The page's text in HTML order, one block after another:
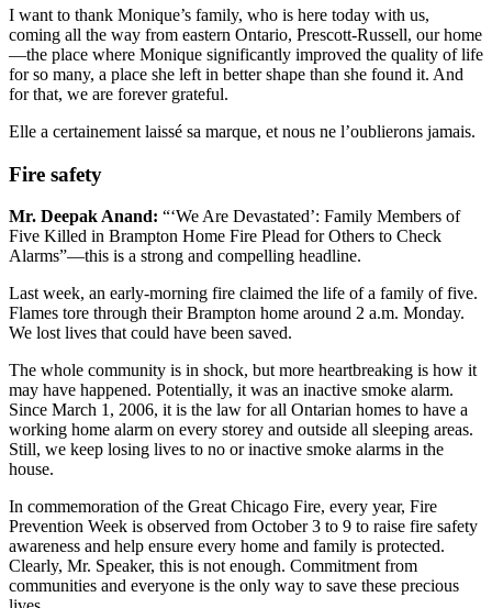
I want to thank Monique’s family, who is here today with us,
coming all the way from eastern Ontario, Prescott-Russell, our home
—the place where Monique significantly improved the quality of life
for so many, a place she left in better shape than she found it. And
for that, we are forever grateful.
Elle a certainement laissé sa marque, et nous ne l’oublierons jamais.
Fire safety
Mr. Deepak Anand: “‘We Are Devastated’: Family Members of
Five Killed in Brampton Home Fire Plead for Others to Check
Alarms”—this is a strong and compelling headline.
Last week, an early-morning fire claimed the life of a family of five.
Flames tore through their Brampton home around 2 a.m. Monday.
We lost lives that could have been saved.
The whole community is in shock, but more heartbreaking is how it
may have happened. Potentially, it was an inactive smoke alarm.
Since March 1, 2006, it is the law for all Ontarian homes to have a
working home alarm on every storey and outside all sleeping areas.
Still, we keep losing lives to no or inactive smoke alarms in the
house.
In commemoration of the Great Chicago Fire, every year, Fire
Prevention Week is observed from October 3 to 9 to raise fire safety
awareness and help ensure every home and family is protected.
Clearly, Mr. Speaker, this is not enough. Commitment from
communities and everyone is the only way to save these precious